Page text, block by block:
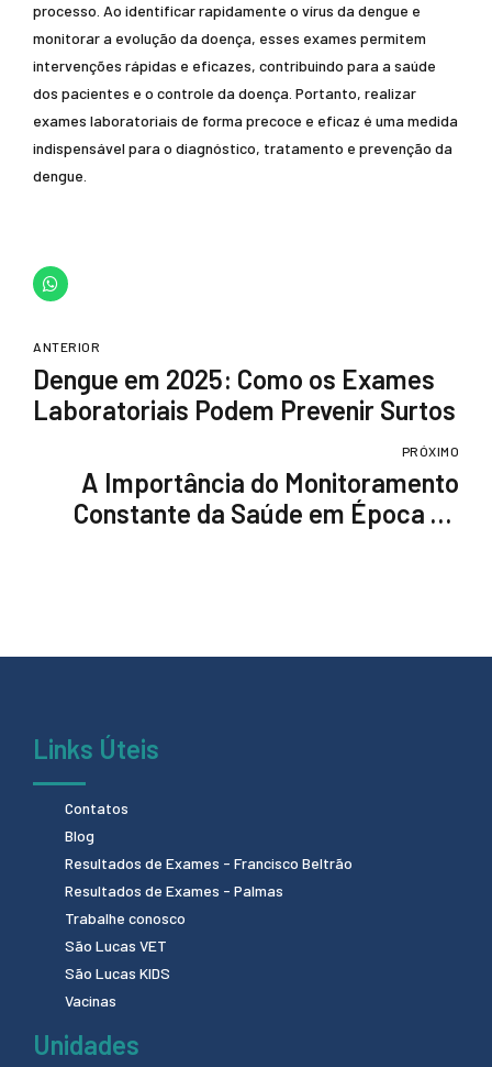
processo. Ao identificar rapidamente o vírus da dengue e
monitorar a evolução da doença, esses exames permitem
intervenções rápidas e eficazes, contribuindo para a saúde
dos pacientes e o controle da doença. Portanto, realizar
exames laboratoriais de forma precoce e eficaz é uma medida
indispensável para o diagnóstico, tratamento e prevenção da
dengue.
ANTERIOR
Dengue em 2025: Como os Exames
Laboratoriais Podem Prevenir Surtos
PRÓXIMO
A Importância do Monitoramento
Constante da Saúde em Época de
Links Úteis
Contatos
Blog
Resultados de Exames - Francisco Beltrão
Resultados de Exames - Palmas
Trabalhe conosco
São Lucas VET
São Lucas KIDS
Vacinas
Unidades